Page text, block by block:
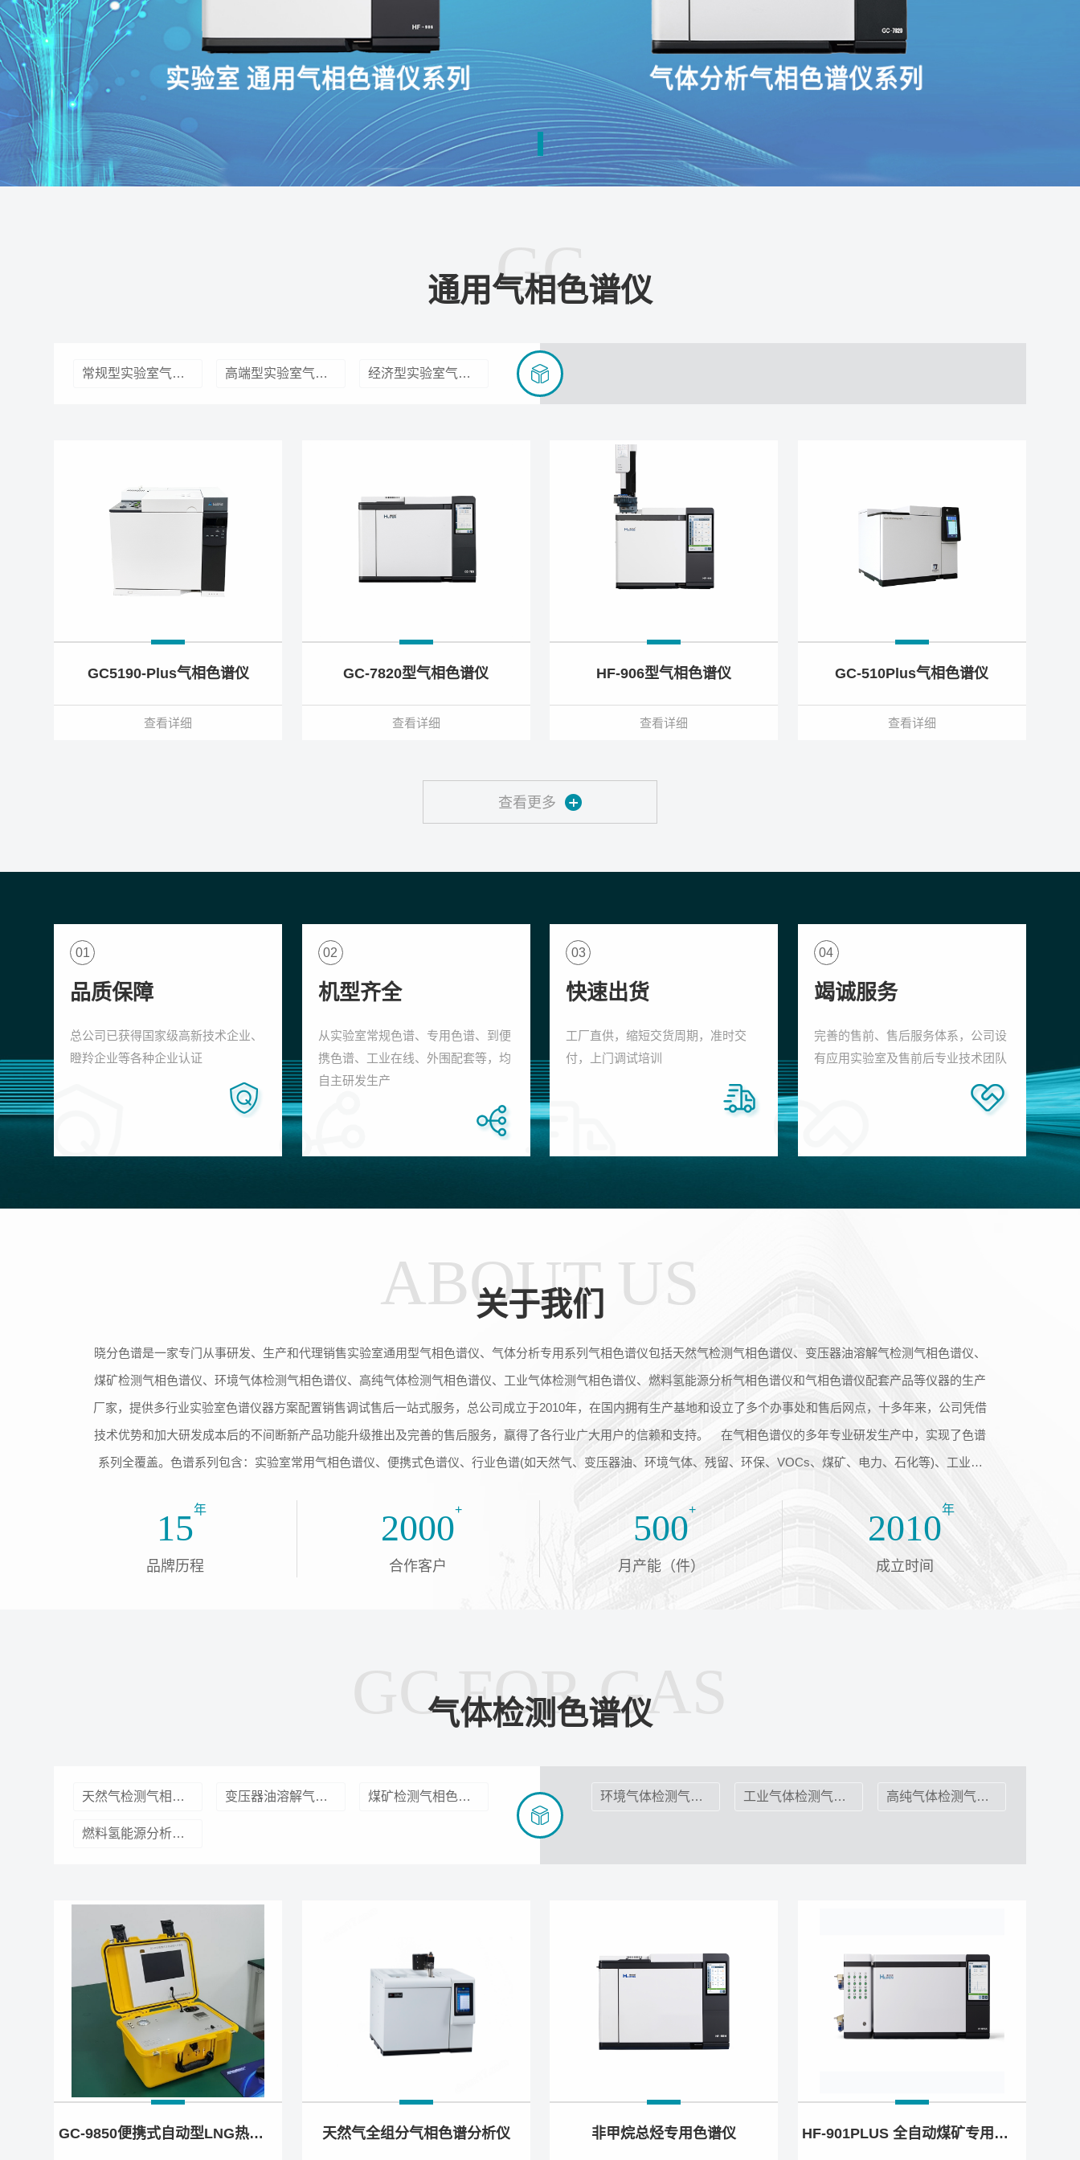
GC
通用气相色谱仪
常规型实验室气相色谱仪 高端型实验室气相色谱仪 经济型实验室气相色谱仪
GC5190-Plus气相色谱仪
查看详细
GC-7820型气相色谱仪
查看详细
HF-906型气相色谱仪
查看详细
GC-510Plus气相色谱仪
查看详细
查看更多
01
品质保障
总公司已获得国家级高新技术企业、
瞪羚企业等各种企业认证
02
机型齐全
从实验室常规色谱、专用色谱、到便
携色谱、工业在线、外围配套等，均
自主研发生产
03
快速出货
工厂直供，缩短交货周期，准时交
付，上门调试培训
04
竭诚服务
完善的售前、售后服务体系，公司设
有应用实验室及售前后专业技术团队
ABOUT US
关于我们
晓分色谱是一家专门从事研发、生产和代理销售实验室通用型气相色谱仪、气体分析专用系列气相色谱仪包括天然气检测气相色谱仪、变压器油溶解气检测气相色谱仪、
煤矿检测气相色谱仪、环境气体检测气相色谱仪、高纯气体检测气相色谱仪、工业气体检测气相色谱仪、燃料氢能源分析气相色谱仪和气相色谱仪配套产品等仪器的生产
厂家，提供多行业实验室色谱仪器方案配置销售调试售后一站式服务，总公司成立于2010年，在国内拥有生产基地和设立了多个办事处和售后网点，十多年来，公司凭借
技术优势和加大研发成本后的不间断新产品功能升级推出及完善的售后服务，赢得了各行业广大用户的信赖和支持。 在气相色谱仪的多年专业研发生产中，实现了色谱
系列全覆盖。色谱系列包含：实验室常用气相色谱仪、便携式色谱仪、行业色谱(如天然气、变压器油、环境气体、残留、环保、VOCs、煤矿、电力、石化等)、工业在
15年
品牌历程
2000+
合作客户
500+
月产能（件）
2010年
成立时间
GC FOR GAS
气体检测色谱仪
天然气检测气相色谱仪 变压器油溶解气检测气相色谱仪 煤矿检测气相色谱仪 环境气体检测气相色谱仪 工业气体检测气相色谱仪 高纯气体检测气相色谱仪
燃料氢能源分析气相色谱仪
GC-9850便携式自动型LNG热值分析仪 天然气全组分气相色谱分析仪 非甲烷总烃专用色谱仪 HF-901PLUS 全自动煤矿专用气相色谱仪